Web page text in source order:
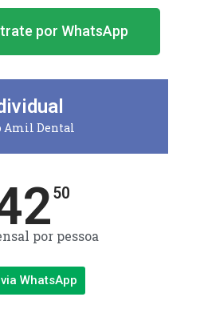
por WhatsApp
Amil Dental
50
por pessoa
WhatsApp